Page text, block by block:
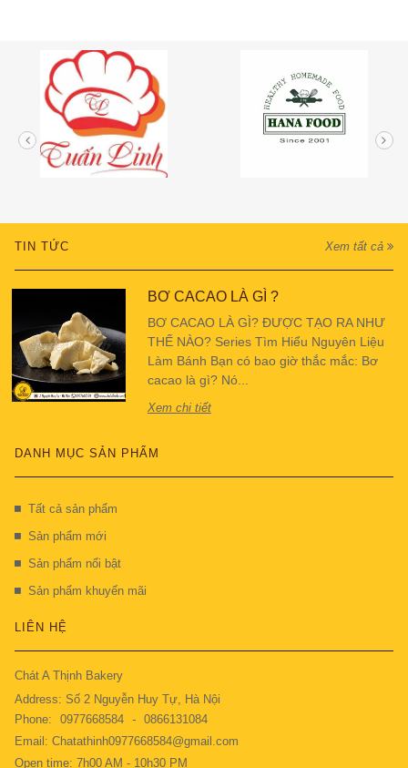
TIN TỨC Xem tất cả
BƠ CACAO LÀ GÌ ?
BƠ CACAO LÀ GÌ? ĐƯỢC TẠO RA NHƯ
THẾ NÀO? Series Tìm Hiểu Nguyên Liệu
Làm Bánh Bạn có bao giờ thắc mắc: Bơ
cacao là gì? Nó...
Xem chi tiết
DANH MỤC SẢN PHẨM
Tất cả sản phẩm
Sản phẩm mới
Sản phẩm nổi bật
Sản phẩm khuyến mãi
LIÊN HỆ
Chát A Thịnh Bakery
Address: Số 2 Nguyễn Huy Tự, Hà Nội
Phone:
0977668584 -
0866131084
Email: Chatathinh0977668584@gmail.com
Open time: 7h00 AM - 10h30 PM